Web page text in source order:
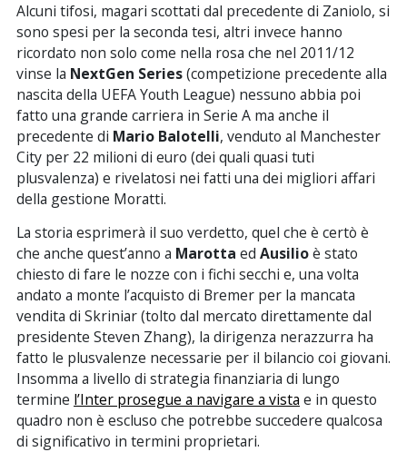
Alcuni tifosi, magari scottati dal precedente di Zaniolo, si
sono spesi per la seconda tesi, altri invece hanno
ricordato non solo come nella rosa che nel 2011/12
vinse la NextGen Series(competizione precedente alla
nascita della UEFA Youth League) nessuno abbia poi
fatto una grande carriera in Serie A ma anche il
precedente di Mario Balotelli, venduto al Manchester
City per 22 milioni di euro (dei quali quasi tuti
plusvalenza) e rivelatosi nei fatti una dei migliori affari
della gestione Moratti.
La storia esprimerà il suo verdetto, quel che è certò è
che anche quest’anno a Marotta ed Ausilioè stato
chiesto di fare le nozze con i fichi secchi e, una volta
andato a monte l’acquisto di Bremer per la mancata
vendita di Skriniar (tolto dal mercato direttamente dal
presidente Steven Zhang), la dirigenza nerazzurra ha
fatto le plusvalenze necessarie per il bilancio coi giovani.
Insomma a livello di strategia finanziaria di lungo
termine l’Inter prosegue a navigare a vista e in questo
quadro non è escluso che potrebbe succedere qualcosa
di significativo in termini proprietari.